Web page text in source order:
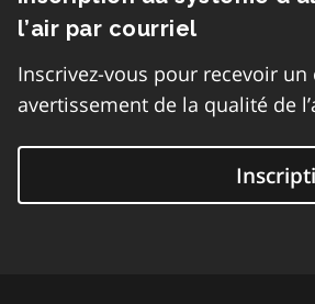
l’air par courriel
Inscrivez-vous pour recevoir un
avertissement de la qualité de